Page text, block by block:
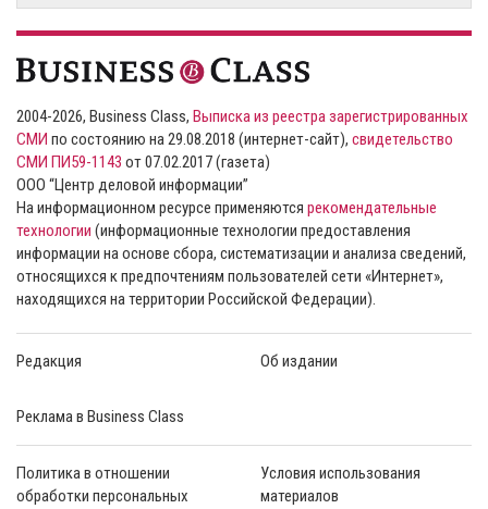
2004-2026, Business Class, Выписка из реестра зарегистрированных
СМИ по состоянию на 29.08.2018 (интернет-сайт), свидетельство
СМИ ПИ59-1143 от 07.02.2017 (газета)
ООО “Центр деловой информации”
На информационном ресурсе применяются рекомендательные
технологии (информационные технологии предоставления
информации на основе сбора, систематизации и анализа сведений,
относящихся к предпочтениям пользователей сети «Интернет»,
находящихся на территории Российской Федерации).
Редакция Об издании
Реклама в Business Class
Политика в отношении
обработки персональных
Условия использования
материалов